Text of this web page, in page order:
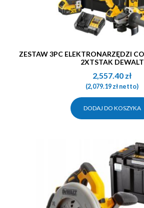
ZESTAW 3PC ELEKTRONARZĘDZI COMBO 18V 2×5.0AH
2XTSTAK DEWALT
2,557.40 zł
(2,079.19złnetto)
DODAJ DO KOSZYKA